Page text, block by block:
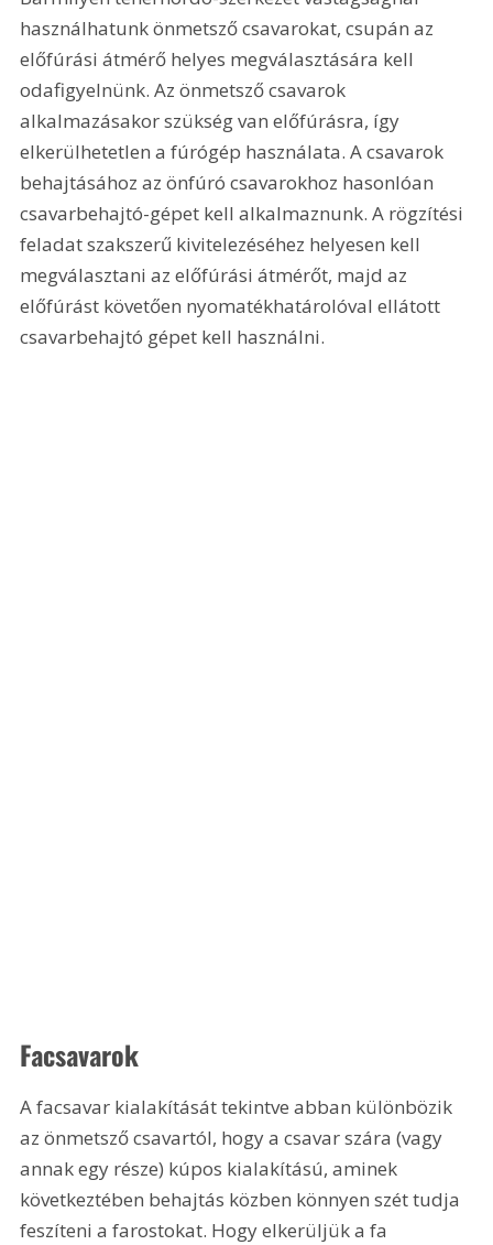
használhatunk önmetsző csavarokat, csupán az
előfúrási átmérő helyes megválasztására kell
odafigyelnünk. Az önmetsző csavarok
alkalmazásakor szükség van előfúrásra, így
elkerülhetetlen a fúrógép használata. A csavarok
behajtásához az önfúró csavarokhoz hasonlóan
csavarbehajtó-gépet kell alkalmaznunk. A rögzítési
feladat szakszerű kivitelezéséhez helyesen kell
megválasztani az előfúrási átmérőt, majd az
előfúrást követően nyomatékhatárolóval ellátott
csavarbehajtó gépet kell használni.
Facsavarok
A facsavar kialakítását tekintve abban különbözik
az önmetsző csavartól, hogy a csavar szára (vagy
annak egy része) kúpos kialakítású, aminek
következtében behajtás közben könnyen szét tudja
feszíteni a farostokat. Hogy elkerüljük a fa